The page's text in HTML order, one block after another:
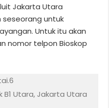
Jakarta Utara
untuk
Untuk itu akan
nomor telpon Bioskop
B1 Utara, Jakarta Utara